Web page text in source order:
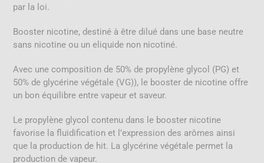
par la loi.
Booster nicotine, destiné à être dilué dans une base neutre
sans nicotine ou un eliquide non nicotiné.
Avec une composition de 50% de propylène glycol (PG) et
50% de glycérine végétale (VG)), le booster de nicotine offre
un bon équilibre entre vapeur et saveur.
Le propylène glycol contenu dans le booster nicotine
favorise la fluidification et l’expression des arômes ainsi
que la production de hit. La glycérine végétale permet la
production de vapeur.